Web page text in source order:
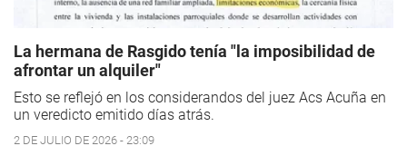
La hermana de Rasgido tenía "la imposibilidad de
afrontar un alquiler"
Esto se reflejó en los considerandos del juez Acs Acuña en
un veredicto emitido días atrás.
2 DE JULIO DE 2026 - 23:09